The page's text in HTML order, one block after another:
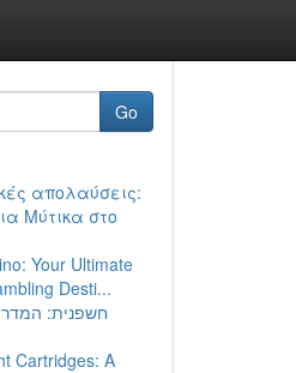
Go
απολαύσεις:
Μύτικα στο
Your Ultimate
Desti...
חשפנית:
Cartridges: A